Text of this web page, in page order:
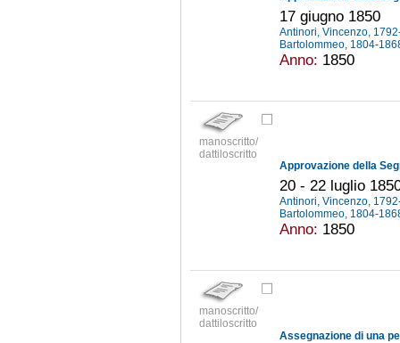
17 giugno 1850
Antinori, Vincenzo,
Bartolommeo, 1804-
Anno: 1850
manoscritto/
dattiloscritto
20 - 22 luglio
Antinori, Vincenzo,
Bartolommeo, 1804-
Anno: 1850
manoscritto/
dattiloscritto